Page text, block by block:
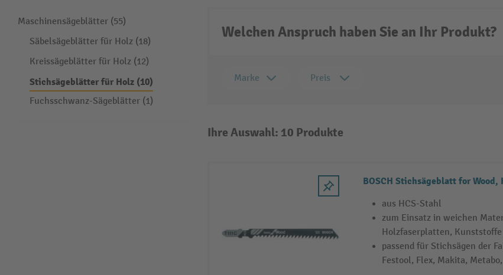
Maschinensägeblätter (55)
Säbelsägeblätter für Holz (18)
Kreissägeblätter für Holz (12)
Stichsägeblätter für Holz (10)
Fuchsschwanz-Sägeblätter (1)
Welchen Anspruch haben Sie an Ihr Produkt?
Marke Preis
Ihre Auswahl: 10 Produkte
BOSCH Stichsägeblatt for Wood,
aus HCS-Stahl
zum Einsatz in weichen
Holzfaserplatten,
passend für Stichsägen der
Festool, Flex, Makita,